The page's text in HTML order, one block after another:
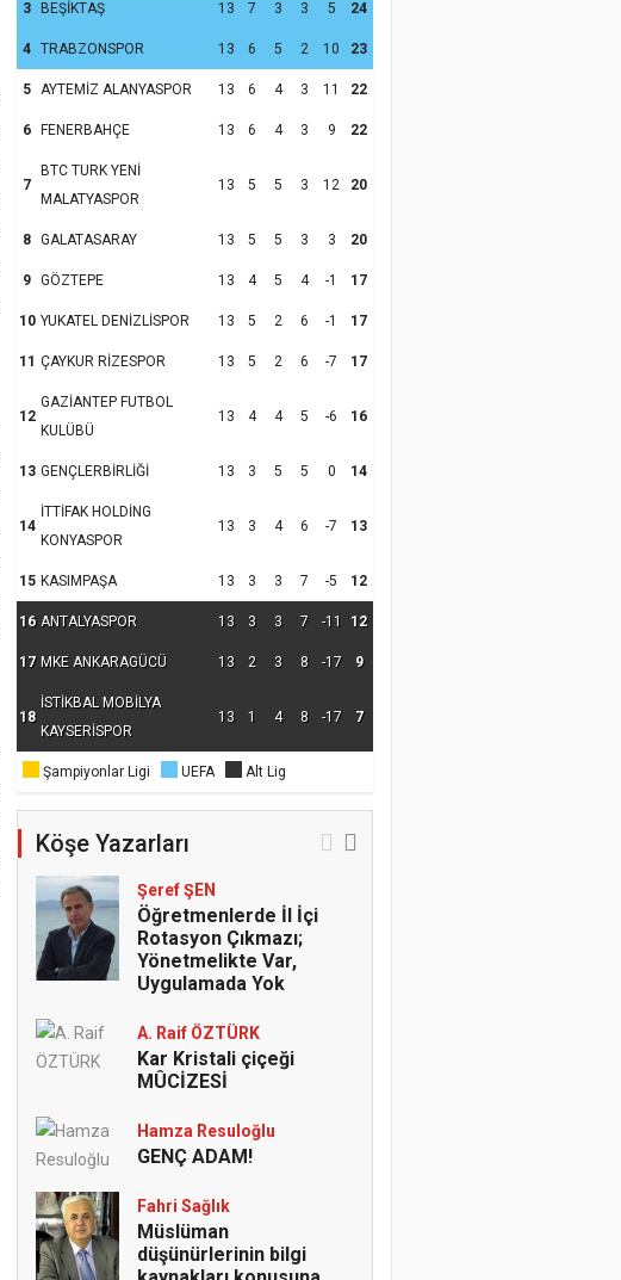
3 BEŞİKTAŞ 13 7 3 3 5 24
4 TRABZONSPOR 13 6 5 2 10 23
5 AYTEMİZ ALANYASPOR 13 6 4 3 11 22
6 FENERBAHÇE 13 6 4 3 9 22
7
BTC TURK YENİ
MALATYASPOR
13 5 5 3 12 20
8 GALATASARAY 13 5 5 3 3 20
9 GÖZTEPE 13 4 5 4 -1 17
10 YUKATEL DENİZLİSPOR 13 5 2 6 -1 17
11 ÇAYKUR RİZESPOR 13 5 2 6 -7 17
12
GAZİANTEP FUTBOL
KULÜBÜ
13 4 4 5 -6 16
13 GENÇLERBİRLİĞİ 13 3 5 5 0 14
14
İTTİFAK HOLDİNG
KONYASPOR
13 3 4 6 -7 13
15 KASIMPAŞA 13 3 3 7 -5 12
16 ANTALYASPOR 13 3 3 7 -11 12
17 MKE ANKARAGÜCÜ 13 2 3 8 -17 9
18
İSTİKBAL MOBİLYA
KAYSERİSPOR
13 1 4 8 -17 7
Şampiyonlar Ligi UEFA Alt Lig
Köşe Yazarları
Şeref ŞEN
Öğretmenlerde İl İçi
Rotasyon Çıkmazı;
Yönetmelikte Var,
Uygulamada Yok
A. Raif ÖZTÜRK
Kar Kristali çiçeği
MÛCİZESİ
Hamza Resuloğlu
GENÇ ADAM!
Fahri Sağlık
Müslüman
düşünürlerinin bilgi